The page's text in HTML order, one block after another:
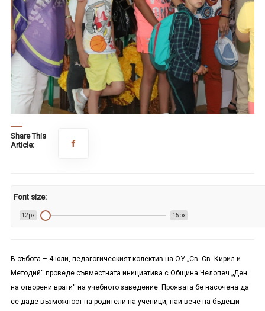
Share This
Article:
Font size:
12px 15px
В събота – 4 юли, педагогическият колектив на ОУ „Св. Св. Кирил и
Методий“ проведе съвместната инициатива с Община Челопеч „Ден
на отворени врати“ на учебното заведение. Проявата бе насочена да
се даде възможност на родители на ученици, най-вече на бъдещи